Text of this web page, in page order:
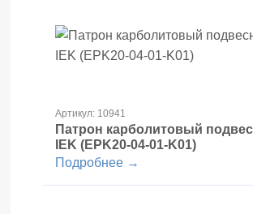
Артикул: 10941
Патрон карболитовый
IEK (EPK20-04-01-K01)
Подробнее →